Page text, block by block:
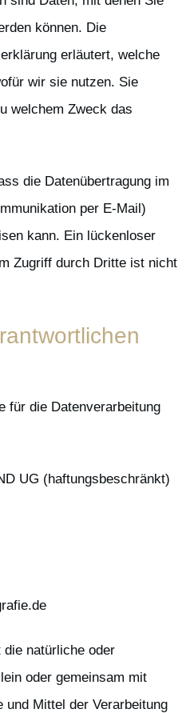
können. Die
erläutert, welche
wir sie nutzen. Sie
welchem Zweck das
die Datenübertragung im
per E-Mail)
kann. Ein lückenloser
Zugriff durch Dritte ist nicht
für die Datenverarbeitung
UG (haftungsbeschränkt)
natürliche oder
oder gemeinsam mit
und Mittel der Verarbeitung